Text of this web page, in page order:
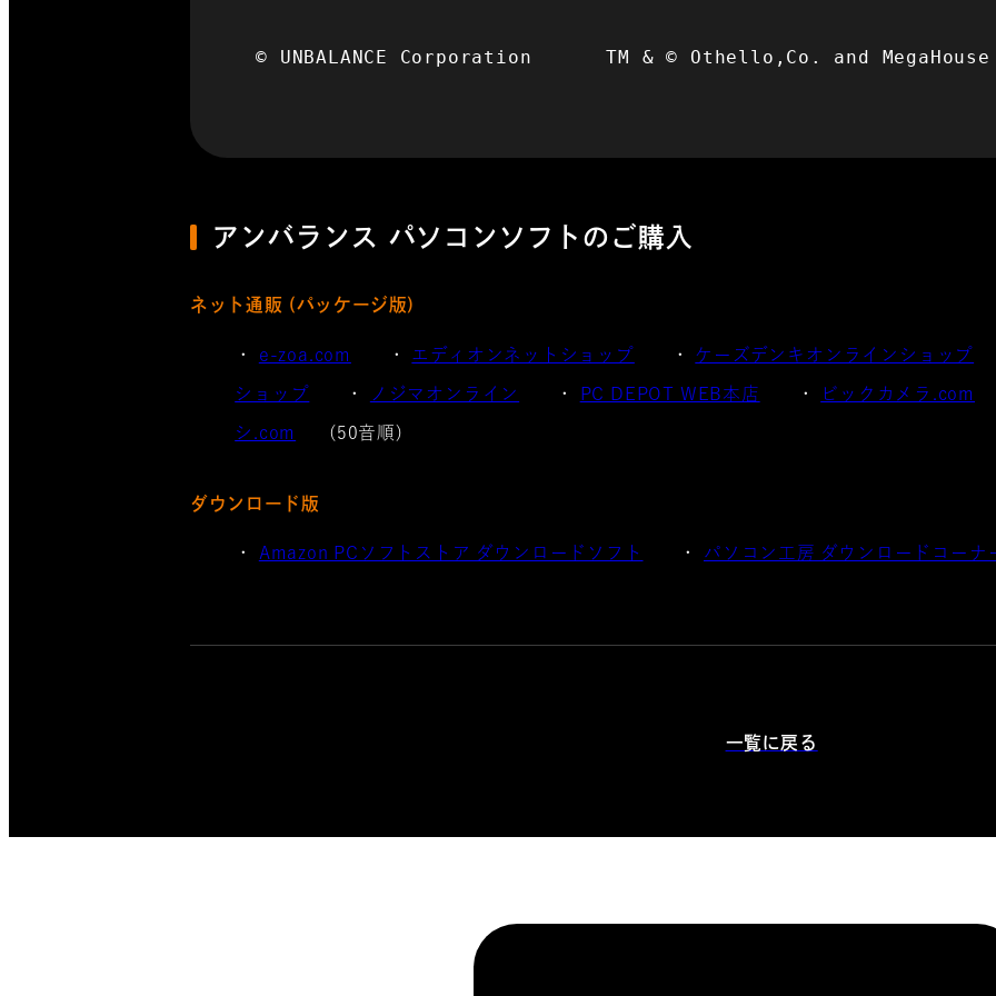
© UNBALANCE Corporation　​　　　TM & © Othello,Co. and MegaHouse
アンバランス パソコンソフトのご購入
ネット通販 (パッケージ版)
e-zoa.com エディオンネットショップ ケーズデンキオンラインショップ
ショップ ノジマオンライン PC DEPOT WEB本店 ビックカメラ.com
シ.com (50音順)
ダウンロード版
Amazon PCソフトストア ダウンロードソフト パソコン工房 ダウンロードコーナ
一覧に戻る